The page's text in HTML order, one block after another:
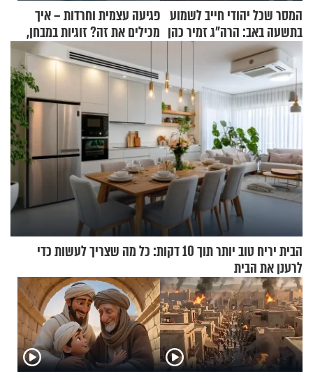
המסר שכל יהודי חייב לשמוע
בתשעה באב: הרה"ג זמיר כהן
בשיעור מיוחד
פגיעה עצמית וחרדות – איך
מכילים את זה? זוגיות במבחן,
הפעם עם יהודית ואלתר כהן
הבית יריח טוב יותר תוך 10 דקות: כל מה שצריך לעשות כדי
לרענן את הבית